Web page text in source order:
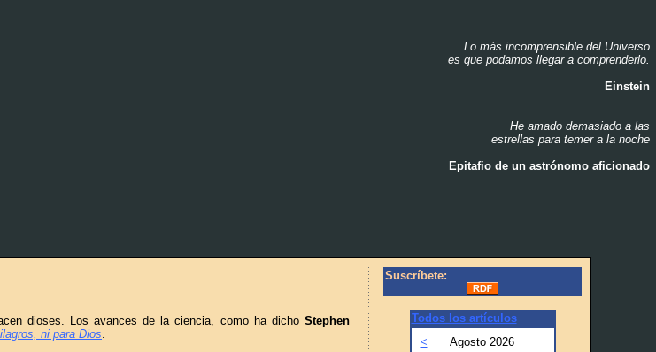
Lo más incomprensible del Universo
es que podamos llegar a comprenderlo.
Einstein
He amado demasiado a las
estrellas para temer a la noche
Epitafio de un astrónomo aficionado
dioses. Los avances de la ciencia, como ha dichoStephen
ni para Dios.
Suscríbete:
Todos los artículos
<
Agosto 2026